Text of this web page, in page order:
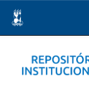
navigation